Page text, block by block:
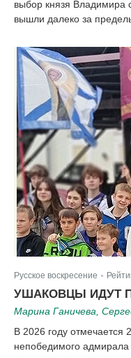
выбор князя Владимира
вышли далеко за
Русское воскресение |
УШАКОВЦЫ ИДУТ
Марина Ганичева,
В 2026 году отмечается
непобедимого